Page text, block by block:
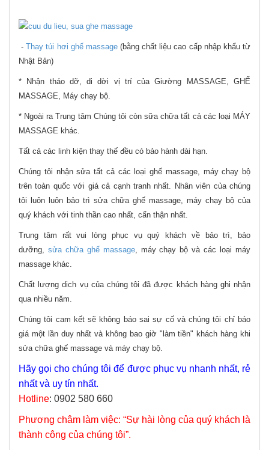
-Thay túi hơi ghế massage(bằng chất liệu cao cấp nhập khẩu từ
Nhật Bản)
* Nhận tháo dỡ, di dời vị trí của Giường MASSAGE, GHẾ
MASSAGE, Máy chạy bộ.
* Ngoài ra Trung tâm Chúng tôi còn sữa chữa tất cả các loại MÁY
MASSAGE khác.
Tất cả các linh kiện thay thế đều có bảo hành dài hạn.
Chúng tôi nhận sửa tất cả các loại ghế massage, máy chạy bộ
trên toàn quốc với giá cả cạnh tranh nhất. Nhân viên của chúng
tôi luôn luôn bảo trì sửa chữa ghế massage, máy chạy bộ của
quý khách với tinh thần cao nhất, cẩn thận nhất.
Trung tâm rất vui lòng phục vụ quý khách về bảo trì, bảo
dưỡng, sửa chữa ghế massage, máy chạy bộ và các loại máy
massage khác.
Chất lượng dich vụ của chúng tôi đã được khách hàng ghi nhận
qua nhiều năm.
Chúng tôi cam kết sẽ không báo sai sự cố và chúng tôi chỉ báo
giá một lần duy nhất và không bao giờ "làm tiền" khách hàng khi
sửa chữa ghế massage và máy chạy bộ.
Hãy gọi cho chúng tôi để được phục vụ nhanh nhất, rẻ
nhất và uy tín nhất.
Hotline: 0902 580 660
Phương châm làm việc: “Sự hài lòng của quý khách là
thành công của chúng tôi”.